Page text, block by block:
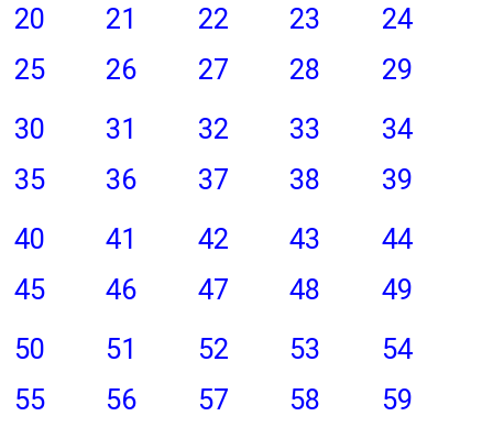
20
21 22 23
24
25
26 27 28
29
30
31 32 33
34
35
36 37 38
39
40
41 42 43
44
45
46 47 48
49
50
51 52 53
54
55
56 57 58
59